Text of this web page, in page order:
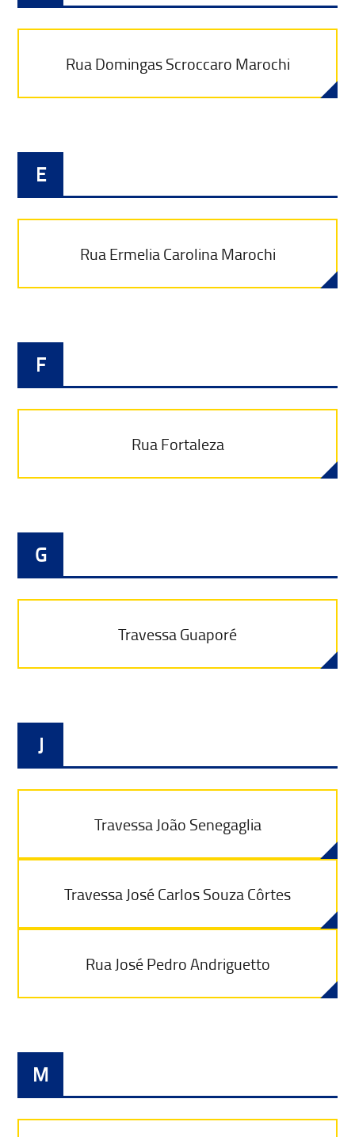
Rua Domingas Scroccaro Marochi
E
Rua Ermelia Carolina Marochi
F
Rua Fortaleza
G
Travessa Guaporé
J
Travessa João Senegaglia
Travessa José Carlos Souza Côrtes
Rua José Pedro Andriguetto
M